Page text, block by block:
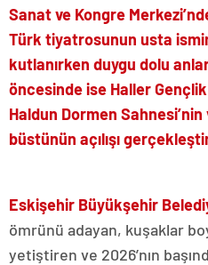
Sanat ve Kongre
Türk tiyatrosunun usta
kutlanırken duygu dolu
öncesinde ise Haller
Haldun Dormen Sahnesi’nin
büstünün açılışı
Eskişehir Büyükşehir
ömrünü adayan, kuşaklar
yetiştiren ve 2026’nın